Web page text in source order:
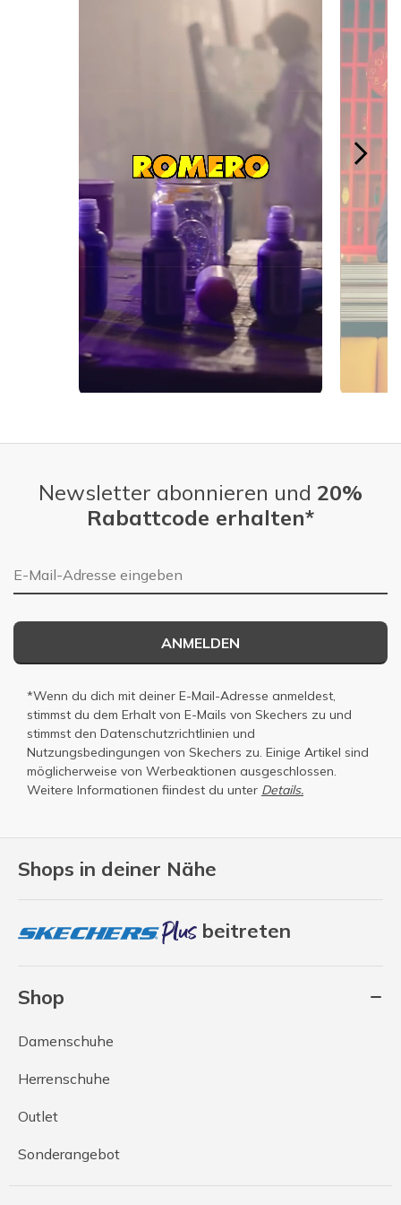
Shops in deiner Nähe
beitreten
Shop
Damenschuhe
Herrenschuhe
Outlet
Sonderangebot
Newsletter abonnieren und 20%
Rabattcode erhalten*
E-Mail-Adresse
ANMELDEN
*Wenn du dich mit deiner E-Mail-Adresse anmeldest,
stimmst du dem Erhalt von E-Mails von Skechers zu und
stimmst den Datenschutzrichtlinien und
Nutzungsbedingungen von Skechers zu. Einige Artikel sind
möglicherweise von Werbeaktionen ausgeschlossen.
Weitere Informationen fiindest du unter Details.